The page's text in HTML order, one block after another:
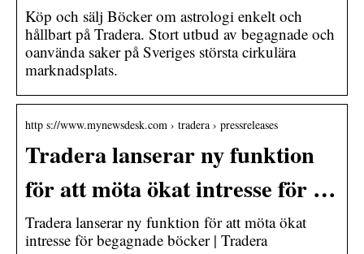
Köp och sälj Böcker om astrologi enkelt och
hållbart på Tradera. Stort utbud av begagnade och
oanvända saker på Sveriges största cirkulära
marknadsplats.
http s://www.mynewsdesk.com › tradera › pressreleases
Tradera lanserar ny funktion
för att möta ökat intresse för …
Tradera lanserar ny funktion för att möta ökat
intresse för begagnade böcker | Tradera